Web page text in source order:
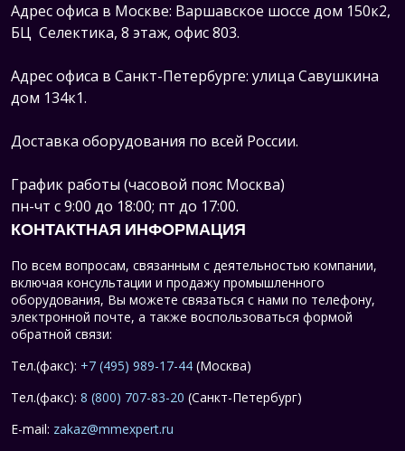
Адрес офиса в Москве: Варшавское шоссе дом 150к2,
БЦ Селектика, 8 этаж, офис 803.
Адрес офиса в Санкт-Петербурге: улица Савушкина
дом 134к1.
Доставка оборудования по всей России.
График работы (часовой пояс Москва)
пн-чт с 9:00 до 18:00; пт до 17:00.
КОНТАКТНАЯ ИНФОРМАЦИЯ
По всем вопросам, связанным с деятельностью компании,
включая консультации и продажу промышленного
оборудования, Вы можете связаться с нами по телефону,
электронной почте, а также воспользоваться формой
обратной связи:
Тел.(факс): +7 (495) 989-17-44 (Москва)
Тел.(факс): 8 (800) 707-83-20 (Санкт-Петербург)
E-mail: zakaz@mmexpert.ru